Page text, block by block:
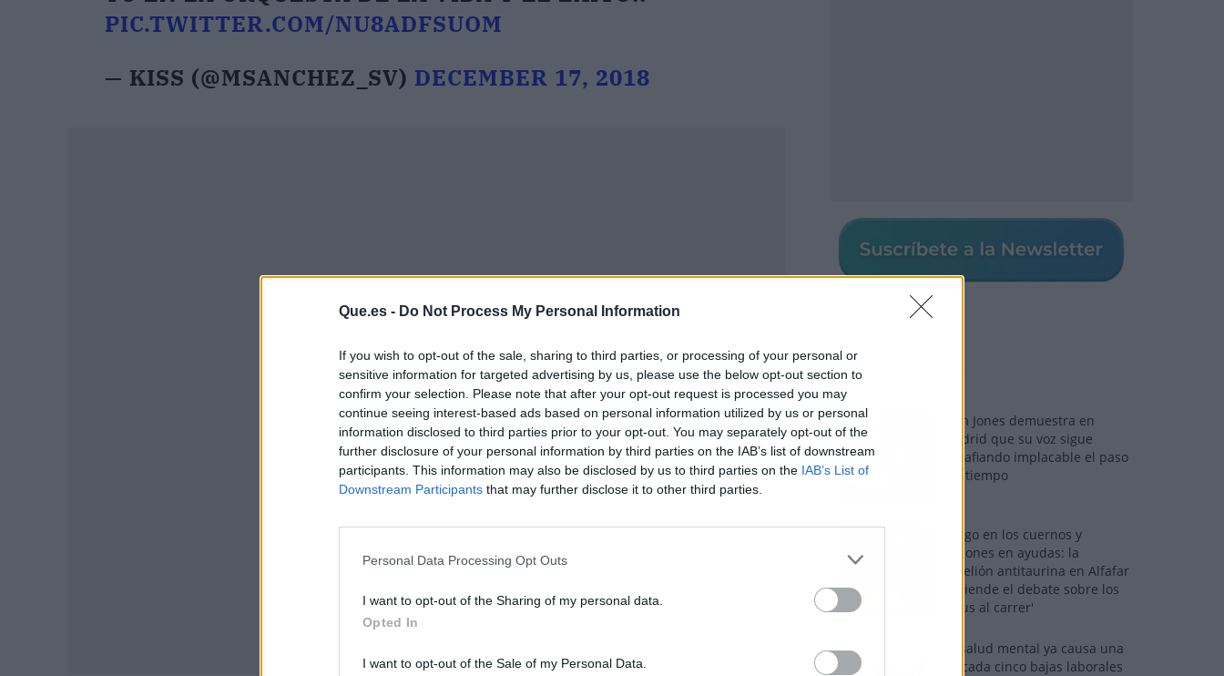
Que.es - Do Not Process My Personal Information
If you wish to opt-out of the sale, sharing to third parties, or processing of your personal or
sensitive information for targeted advertising by us, please use the below opt-out section to
confirm your selection. Please note that after your opt-out request is processed you may
continue seeing interest-based ads based on personal information utilized by us or personal
information disclosed to third parties prior to your opt-out. You may separately opt-out of the
further disclosure of your personal information by third parties on the IAB’s list of downstream
participants. This information may also be disclosed by us to third parties on the IAB’s List of
Downstream Participants that may further disclose it to other third parties.
Personal Data Processing Opt Outs
I want to opt-out of the Sharing of my personal data.
Opted In
I want to opt-out of the Sale of my Personal Data.
PIC.TWITTER.COM/NU8ADFSUOM
— KISS (@MSANCHEZ_SV) DECEMBER 17, 2018
Publicidad
Los más vistos
Tom Jones demuestra en
Madrid que su voz sigue
desafiando implacable el paso
del tiempo
Fuego en los cuernos y
millones en ayudas: la
rebelión antitaurina en Alfafar
enciende el debate sobre los
'bous al carrer'
La salud mental ya causa una
de cada cinco bajas laborales